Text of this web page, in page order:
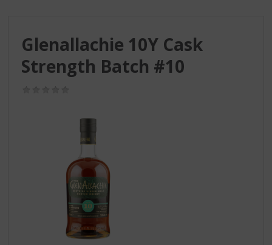
Glenallachie 10Y Cask
Strength Batch #10